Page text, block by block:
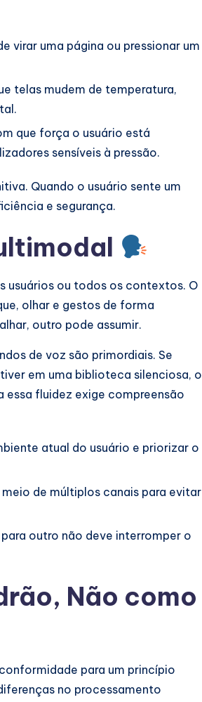
virar uma página ou pressionar um
telas mudem de temperatura,
que força o usuário está
sensíveis à pressão.
Quando o usuário sente um
e segurança.
usuários ou todos os contextos. O
olhar e gestos de forma
outro pode assumir.
de voz são primordiais. Se
em uma biblioteca silenciosa, o
essa fluidez exige compreensão
atual do usuário e priorizar o
de múltiplos canais para evitar
outro não deve interromper o
Não como
para um princípio
no processamento